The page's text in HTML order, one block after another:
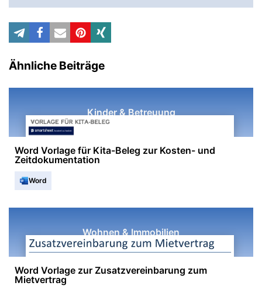
Ähnliche Beiträge
Kinder & Betreuung
Word Vorlage für Kita-Beleg zur Kosten- und
Zeitdokumentation
Word
Wohnen & Immobilien
Word Vorlage zur Zusatzvereinbarung zum
Mietvertrag